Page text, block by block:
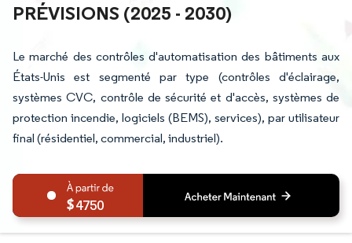
PRÉVISIONS (2025 - 2030)
Le marché des contrôles d'automatisation des bâtiments aux
États-Unis est segmenté par type (contrôles d'éclairage,
systèmes CVC, contrôle de sécurité et d'accès, systèmes de
protection incendie, logiciels (BEMS), services), par utilisateur
final (résidentiel, commercial, industriel).
4750